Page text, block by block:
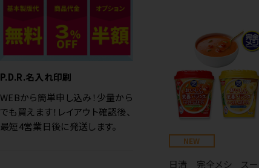
P.D.R.名入れ印刷
WEBから簡単申し込み！少量から
でも買えます！レイアウト確認後、
最短4営業日後に発送します。
NEW
日清 完全メシ スー